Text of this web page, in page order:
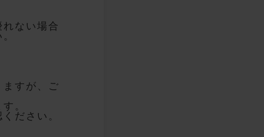
ない場合
すが、ご
。
ださい。